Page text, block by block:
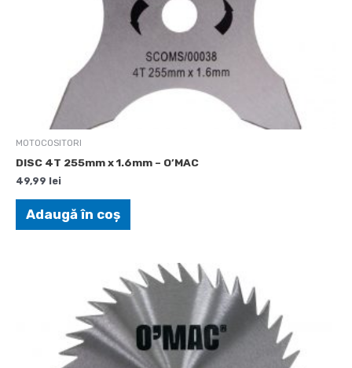
MOTOCOSITORI
DISC 4T 255mm x 1.6mm – O’MAC
49,99 lei
Adaugă în coș